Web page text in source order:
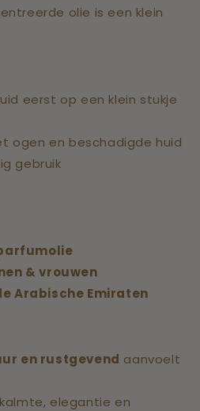
olie is een klein
eerst op een klein stukje
ogen en beschadigde huid
gebruik
& vrouwen
Arabische Emiraten
en rustgevend aanvoelt
elegantie en